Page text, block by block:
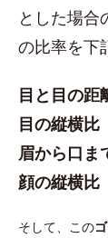
とした場合
の比率を下
目と目の
目の縦横
眉から口
顔の縦横
そして、この